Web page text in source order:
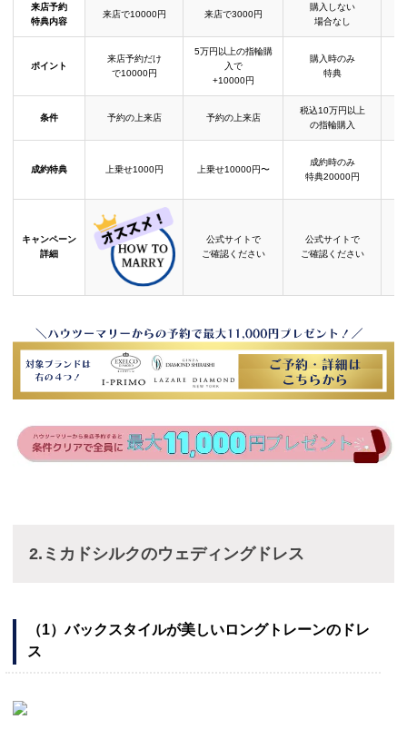
来店予約
特典内容
来店で10000円 来店で3000円
購入しない
場合なし
ポイント
来店予約だけ
で10000円
5万円以上の指輪購
入で
+10000円
購入時のみ
特典
条件 予約の上来店 予約の上来店
税込10万円以上
の指輪購入
成約特典 上乗せ1000円 上乗せ10000円〜
成約時のみ
特典20000円
キャンペーン
詳細
公式サイトで
ご確認ください
公式サイトで
ご確認ください
2.ミカドシルクのウェディングドレス
（1）バックスタイルが美しいロングトレーンのドレ
ス